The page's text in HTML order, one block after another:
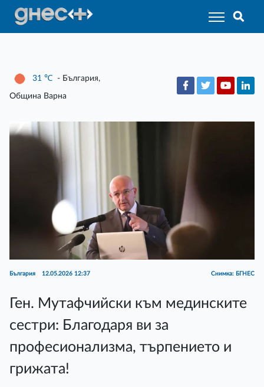
31 ℃ - България,
Община Варна
България 12.05.2026 12:37 Снимка: БГНЕС
Ген. Мутафчийски към мединските
сестри: Благодаря ви за
професионализма, търпението и
грижата!